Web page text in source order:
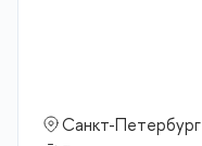
Санкт-Петербург